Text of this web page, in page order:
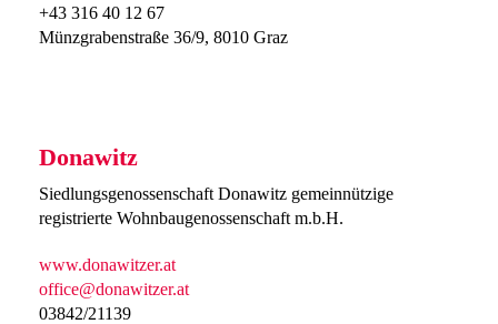
+43 316 40 12 67
Münzgrabenstraße 36/9, 8010 Graz
Donawitz
Siedlungsgenossenschaft Donawitz gemeinnützige
registrierte Wohnbaugenossenschaft m.b.H.
www.donawitzer.at
office@donawitzer.at
03842/21139